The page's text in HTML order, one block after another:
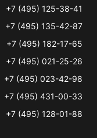
+7 (495) 125-38-41
+7 (495) 135-42-87
+7 (495) 182-17-65
+7 (495) 021-25-26
+7 (495) 023-42-98
+7 (495) 431-00-33
+7 (495) 128-01-88